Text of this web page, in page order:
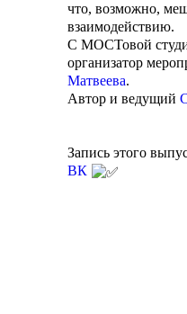
что, возможно,
взаимодействию.
С МОСТовой
организатор
Матвеева.
Автор и ведущий
Запись этого
ВК